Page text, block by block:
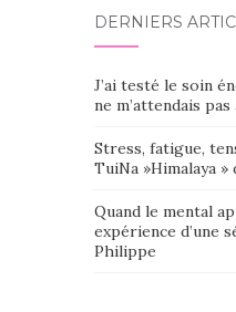
DERNIERS
J’ai testé le soin
ne m’attendais
Stress, fatigue,
TuiNa »Himalaya »
Quand le mental
expérience d’une
Philippe